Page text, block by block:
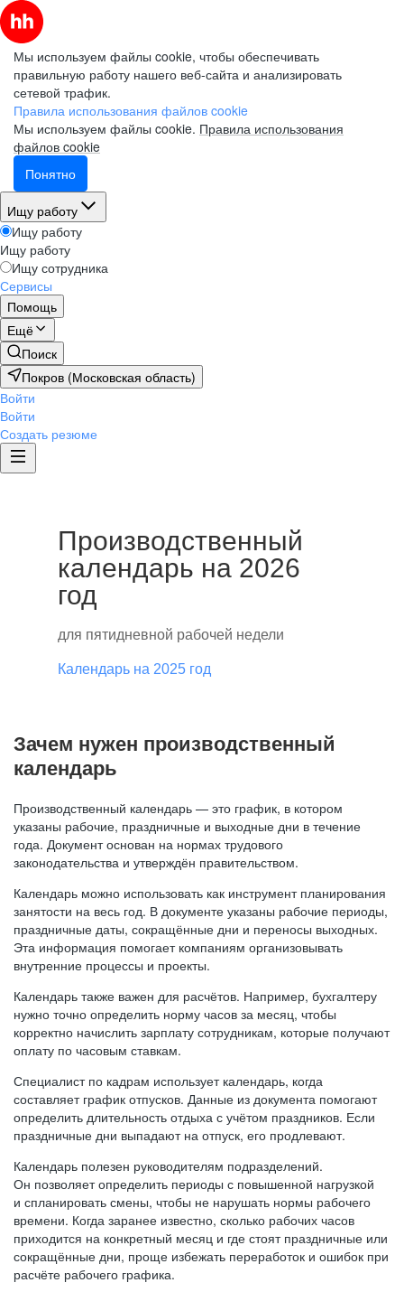
Мы используем файлы cookie, чтобы обеспечивать
правильную работу нашего веб-сайта и анализировать
сетевой трафик.
Правила использования файлов cookie
Мы используем файлы cookie. Правила использования
файлов cookie
Понятно
Ищу работу
Ищу работу
Ищу работу
Ищу сотрудника
Сервисы
Помощь
Ещё
Поиск
Покров (Московская область)
Войти
Войти
Создать резюме
Производственный
календарь на 2026
год
для пятидневной рабочей недели
Календарь на 2025 год
Зачем нужен производственный
календарь
Производственный календарь — это график, в котором
указаны рабочие, праздничные и выходные дни в течение
года. Документ основан на нормах трудового
законодательства и утверждён правительством.
Календарь можно использовать как инструмент планирования
занятости на весь год. В документе указаны рабочие периоды,
праздничные даты, сокращённые дни и переносы выходных.
Эта информация помогает компаниям организовывать
внутренние процессы и проекты.
Календарь также важен для расчётов. Например, бухгалтеру
нужно точно определить норму часов за месяц, чтобы
корректно начислить зарплату сотрудникам, которые получают
оплату по часовым ставкам.
Специалист по кадрам использует календарь, когда
составляет график отпусков. Данные из документа помогают
определить длительность отдыха с учётом праздников. Если
праздничные дни выпадают на отпуск, его продлевают.
Календарь полезен руководителям подразделений.
Он позволяет определить периоды с повышенной нагрузкой
и спланировать смены, чтобы не нарушать нормы рабочего
времени. Когда заранее известно, сколько рабочих часов
приходится на конкретный месяц и где стоят праздничные или
сокращённые дни, проще избежать переработок и ошибок при
расчёте рабочего графика.